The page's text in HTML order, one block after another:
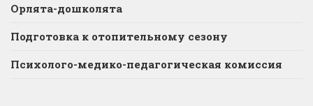
Орлята-дошколята
Подготовка к отопительному сезону
Психолого-медико-педагогическая комиссия